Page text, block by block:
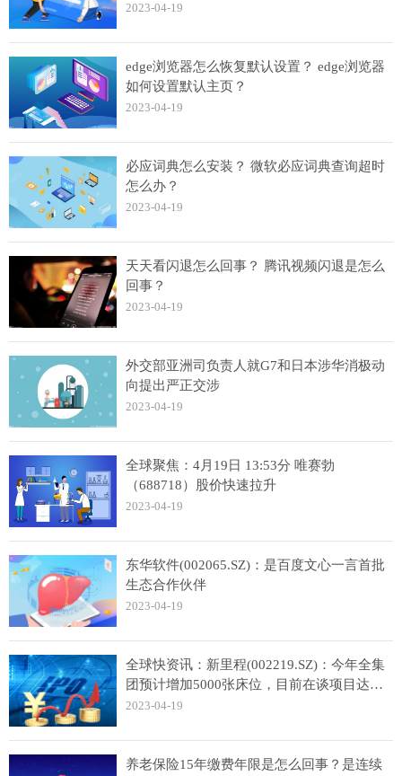
2023-04-19
edge浏览器怎么恢复默认设置？ edge浏览器
如何设置默认主页？
2023-04-19
必应词典怎么安装？ 微软必应词典查询超时
怎么办？
2023-04-19
天天看闪退怎么回事？ 腾讯视频闪退是怎么
回事？
2023-04-19
外交部亚洲司负责人就G7和日本涉华消极动
向提出严正交涉
2023-04-19
全球聚焦：4月19日 13:53分 唯赛勃
（688718）股价快速拉升
2023-04-19
东华软件(002065.SZ)：是百度文心一言首批
生态合作伙伴
2023-04-19
全球快资讯：新里程(002219.SZ)：今年全集
团预计增加5000张床位，目前在谈项目达到
8000多张床位
2023-04-19
养老保险15年缴费年限是怎么回事？是连续